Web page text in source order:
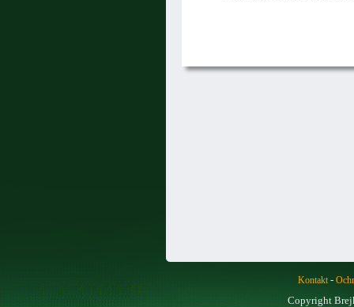
Kontakt-
Copyright